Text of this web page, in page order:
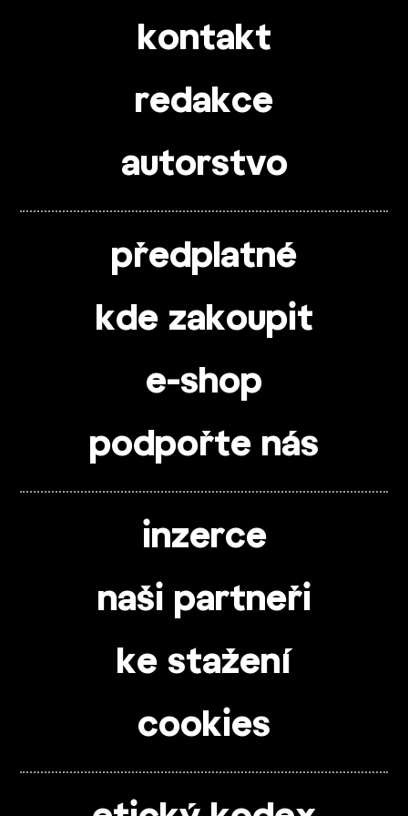
kontakt
redakce
autorstvo
předplatné
kde zakoupit
e-shop
podpořte nás
inzerce
naši partneři
ke stažení
cookies